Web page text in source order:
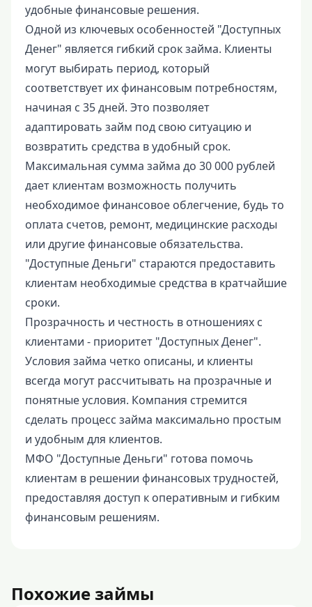
удобные финансовые решения.
Одной из ключевых особенностей "Доступных
Денег" является гибкий срок займа. Клиенты
могут выбирать период, который
соответствует их финансовым потребностям,
начиная с 35 дней. Это позволяет
адаптировать займ под свою ситуацию и
возвратить средства в удобный срок.
Максимальная сумма займа до 30 000 рублей
дает клиентам возможность получить
необходимое финансовое облегчение, будь то
оплата счетов, ремонт, медицинские расходы
или другие финансовые обязательства.
"Доступные Деньги" стараются предоставить
клиентам необходимые средства в кратчайшие
сроки.
Прозрачность и честность в отношениях с
клиентами - приоритет "Доступных Денег".
Условия займа четко описаны, и клиенты
всегда могут рассчитывать на прозрачные и
понятные условия. Компания стремится
сделать процесс займа максимально простым
и удобным для клиентов.
МФО "Доступные Деньги" готова помочь
клиентам в решении финансовых трудностей,
предоставляя доступ к оперативным и гибким
финансовым решениям.
Похожие займы